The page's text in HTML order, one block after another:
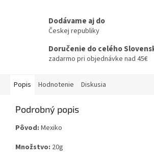
Dodávame aj do
Českej republiky
Doručenie do celého
zadarmo pri objednávke nad 45€
Popis Hodnotenie Diskusia
Podrobný popis
Pôvod: Mexiko
Množstvo: 20g